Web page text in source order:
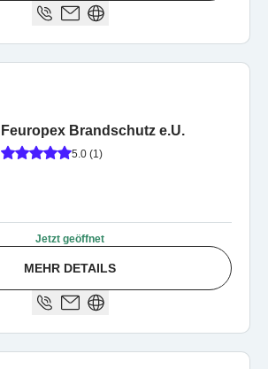
Feuropex Brandschutz e.U.
5.0 (1)
Jetzt geöffnet
MEHR DETAILS